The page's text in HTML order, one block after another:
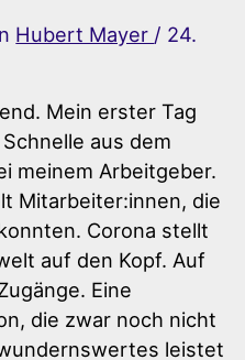
Hubert Mayer / 24.
Mein erster Tag
aus dem
meinem Arbeitgeber.
Mitarbeiter:innen, die
Corona stellt
auf den Kopf. Auf
Eine
die zwar noch nicht
leistet